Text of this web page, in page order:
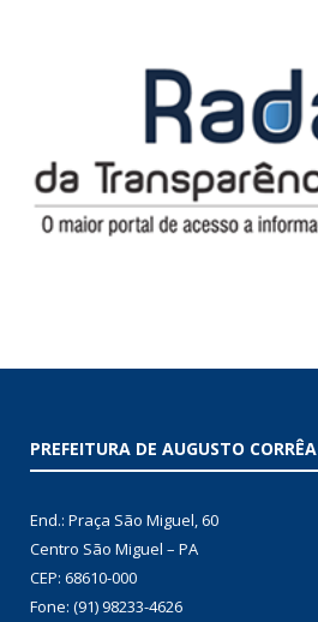
PREFEITURA DE AUGUSTO CORRÊA
End.: Praça São Miguel, 60
Centro São Miguel – PA
CEP: 68610-000
Fone: (91) 98233-4626